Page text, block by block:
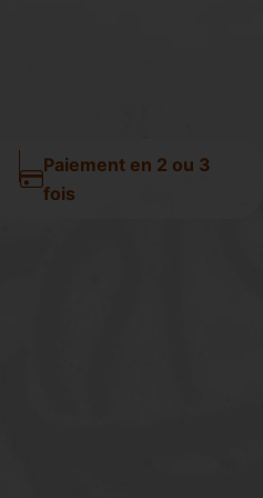
Paiement en 2 ou 3
fois